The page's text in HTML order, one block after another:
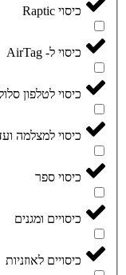
כיסוי Raptic
כיסוי ל- AirTag
כיסוי לטלפון סלולרי
כיסוי למצלמה ועדשה
כיסוי ספר
כיסויים ומגנים
כיסויים לאוזניות